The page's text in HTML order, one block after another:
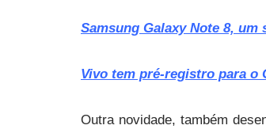
Samsung Galaxy Note 8,
Vivo tem pré-registro para o
Outra novidade, também